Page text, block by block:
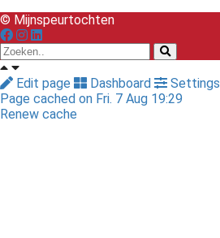
© Mijnspeurtochten
Edit page Dashboard Settings
Page cached on Fri. 7 Aug 19:29
Renew cache